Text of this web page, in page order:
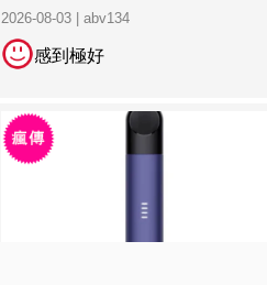
2026-08-03 | abv134
感到極好